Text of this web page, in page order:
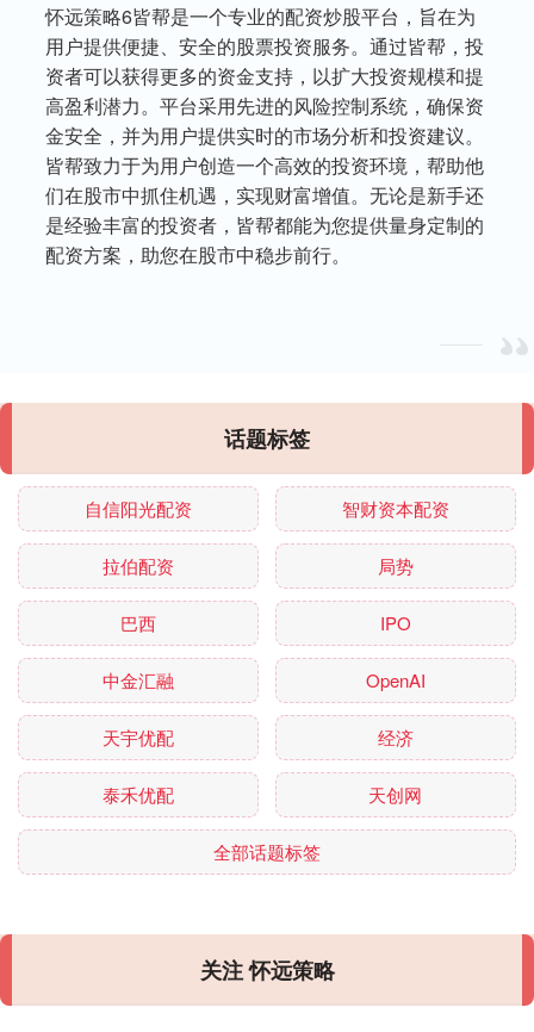
怀远策略6皆帮是一个专业的配资炒股平台，旨在为
用户提供便捷、安全的股票投资服务。通过皆帮，投
资者可以获得更多的资金支持，以扩大投资规模和提
高盈利潜力。平台采用先进的风险控制系统，确保资
金安全，并为用户提供实时的市场分析和投资建议。
皆帮致力于为用户创造一个高效的投资环境，帮助他
们在股市中抓住机遇，实现财富增值。无论是新手还
是经验丰富的投资者，皆帮都能为您提供量身定制的
配资方案，助您在股市中稳步前行。
话题标签
自信阳光配资 智财资本配资
拉伯配资 局势
巴西 IPO
中金汇融 OpenAI
天宇优配 经济
泰禾优配 天创网
全部话题标签
关注 怀远策略